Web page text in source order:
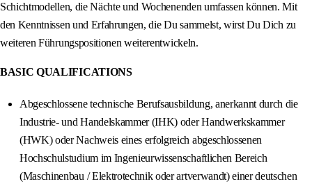
Schichtmodellen, die Nächte und Wochenenden umfassen können. Mit
den Kenntnissen und Erfahrungen, die Du sammelst, wirst Du Dich zu
weiteren Führungspositionen weiterentwickeln.
BASIC QUALIFICATIONS
Abgeschlossene technische Berufsausbildung, anerkannt durch die
Industrie- und Handelskammer (IHK) oder Handwerkskammer
(HWK) oder Nachweis eines erfolgreich abgeschlossenen
Hochschulstudium im Ingenieurwissenschaftlichen Bereich
(Maschinenbau / Elektrotechnik oder artverwandt) einer deutschen